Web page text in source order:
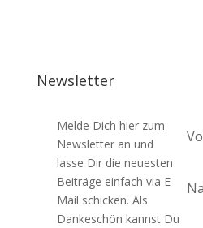
Newsletter
Melde Dich hier zum
Newsletter an und
lasse Dir die neuesten
Beiträge einfach via E-
Mail schicken. Als
Dankeschön kannst Du